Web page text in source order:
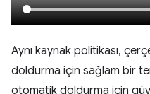
Aynı kaynak politikası,
doldurma için sağlam bir
otomatik doldurma için